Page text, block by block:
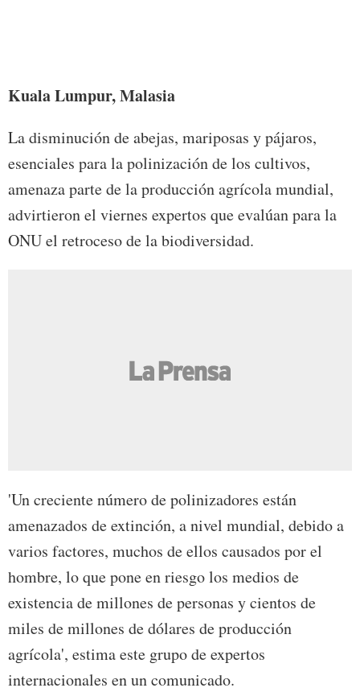
Kuala Lumpur, Malasia
La disminución de abejas, mariposas y pájaros,
esenciales para la polinización de los cultivos,
amenaza parte de la producción agrícola mundial,
advirtieron el viernes expertos que evalúan para la
ONU el retroceso de la biodiversidad.
'Un creciente número de polinizadores están
amenazados de extinción, a nivel mundial, debido a
varios factores, muchos de ellos causados por el
hombre, lo que pone en riesgo los medios de
existencia de millones de personas y cientos de
miles de millones de dólares de producción
agrícola', estima este grupo de expertos
internacionales en un comunicado.